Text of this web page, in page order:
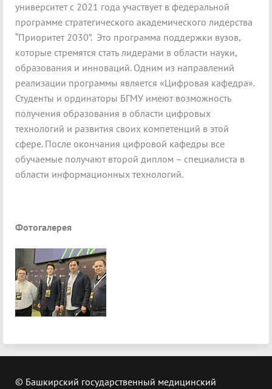
университет с 2021 года участвует в федеральной
программе стратегического академического лидерства
“Приоритет 2030”. Это программа поддержки вузов,
которые стремятся стать лидерами в области науки,
образования и инноваций. Одним из направлений
реализации программы является «Цифровая кафедра».
Студенты и ординаторы БГМУ имеют возможность
получения образования в области цифровых
технологий и развития своих компетенций в этой
сфере. После окончания цифровой кафедры все
обучаемые получают второй диплом – специалиста в
области информационных технологий.
Фотогалерея
© Башкирский государственный медицинский